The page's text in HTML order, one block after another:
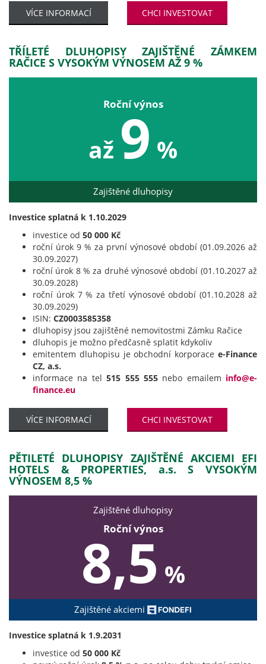
VÍCE INFORMACÍ CHCI INVESTOVAT
TŘÍLETÉ DLUHOPISY ZAJIŠTĚNÉ ZÁMKEM
RAČICE S VYSOKÝM VÝNOSEM AŽ 9 %
Roční výnos
až 9 %
Zajištěné dluhopisy
Investice splatná k 1.10.2029
investice od 50 000 Kč
roční úrok 9 % za první výnosové období (01.09.2026 až
30.09.2027)
roční úrok 8 % za druhé výnosové období (01.10.2027 až
30.09.2028)
roční úrok 7 % za třetí výnosové období (01.10.2028 až
30.09.2029)
ISIN: CZ0003585358
dluhopisy jsou zajištěné nemovitostmi Zámku Račice
dluhopis je možno předčasně splatit kdykoliv
emitentem dluhopisu je obchodní korporace e-Finance
CZ, a.s.
informace na tel515 555 555nebo emailem info@e-
finance.eu
VÍCE INFORMACÍ CHCI INVESTOVAT
PĚTILETÉ DLUHOPISY ZAJIŠTĚNÉ AKCIEMI EFI
HOTELS & PROPERTIES, a.s. S VYSOKÝM
VÝNOSEM 8,5 %
Zajištěné dluhopisy
Roční výnos
8,5 %
Zajištěné akciemi
Investice splatná k 1.9.2031
investice od 50 000 Kč